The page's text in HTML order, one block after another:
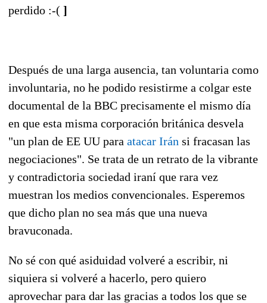
perdido :-( ]
Después de una larga ausencia, tan voluntaria como
involuntaria, no he podido resistirme a colgar este
documental de la BBC precisamente el mismo día
en que esta misma corporación británica desvela
"un plan de EE UU para atacar Irán si fracasan las
negociaciones". Se trata de un retrato de la vibrante
y contradictoria sociedad iraní que rara vez
muestran los medios convencionales. Esperemos
que dicho plan no sea más que una nueva
bravuconada.
No sé con qué asiduidad volveré a escribir, ni
siquiera si volveré a hacerlo, pero quiero
aprovechar para dar las gracias a todos los que se